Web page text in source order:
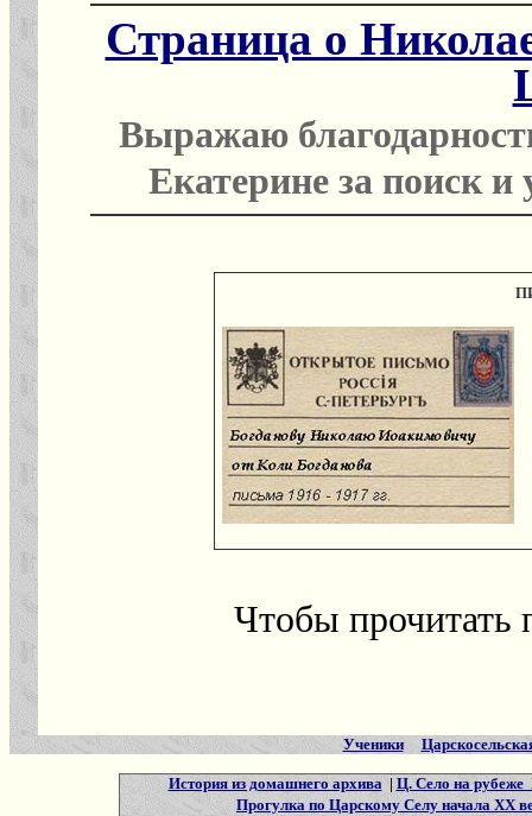
Страница о
Выражаю
Екатерине за поиск
Чтобы
Ученики
История из домашнего архива |Ц. Село на
Прогулка по Царскому Селу начала XX